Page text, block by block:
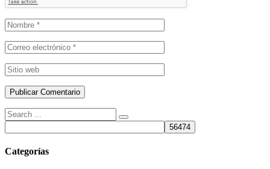
Búsqueda
de:
Categorías